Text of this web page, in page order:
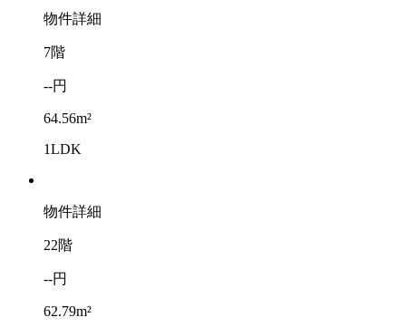
物件詳細
7階
--円
64.56m²
1LDK
物件詳細
22階
--円
62.79m²